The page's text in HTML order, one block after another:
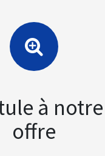
à notre
offre